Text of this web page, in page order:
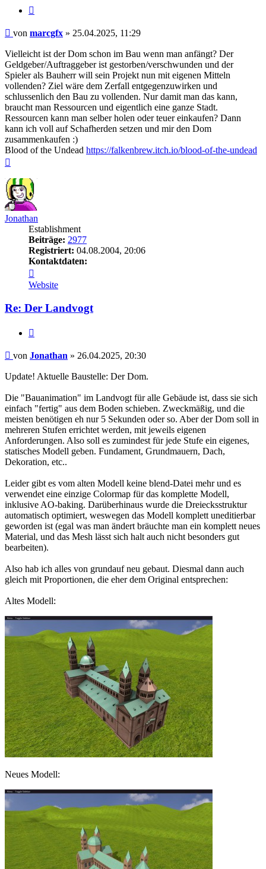
Beitrag
von marcgfx » 25.04.2025, 11:29
Vielleicht ist der Dom schon im Bau wenn man anfängt? Der
Geldgeber/Auftraggeber ist gestorben/verschwunden und der
Spieler als Bauherr will sein Projekt nun mit eigenen Mitteln
vollenden? Ziel wäre dem Zerfall entgegenzuwirken und
schlussenlich den Bau zu vollenden. Nur damit man das kann,
braucht man Ressourcen und eigentlich eine ganze Stadt.
Ressourcen kann man selber holen oder teuer einkaufen? Dann
kann ich voll auf Schafherden setzen und mir den Dom
zusammenkaufen :)
Blood of the Undead https://falkenbrew.itch.io/blood-of-the-undead
Jonathan
Establishment
Beiträge: 2977
Registriert: 04.08.2004, 20:06
Kontaktdaten:
von
Jonathan
Website
Re: Der Landvogt
Beitrag
von Jonathan » 26.04.2025, 20:30
Update! Aktuelle Baustelle: Der Dom.
Die "Bauanimation" im Landvogt für alle Gebäude ist, dass sie sich
einfach "fertig" aus dem Boden schieben. Zweckmäßig, und die
meisten benötigen eh nur 5 Sekunden oder so. Aber der Dom soll in
mehreren Stufen errichtet werden, mit jeweils eigenen
Anforderungen. Also soll es zumindest für jede Stufe ein eigenes,
statisches Modell geben. Fundament, Grundmauern, Dach,
Dekoration, etc..
Leider gibt es vom alten Modell keine blend-Datei mehr und es
verwendet eine einzige Colormap für das komplette Modell,
inklusive AO-baking. Darüberhinaus wurde die Dreiecksstruktur
automatisch optimiert, weswegen das Modell komplett uneditierbar
geworden ist (egal was man ändert bräuchte man ein komplett neues
Material, und das Mesh lässt sich halt auch nicht besonders gut
bearbeiten).
Also hab ich alles von grundauf neu gebaut. Diesmal dann auch
gleich mit Proportionen, die eher dem Original entsprechen:
Altes Modell:
Neues Modell: